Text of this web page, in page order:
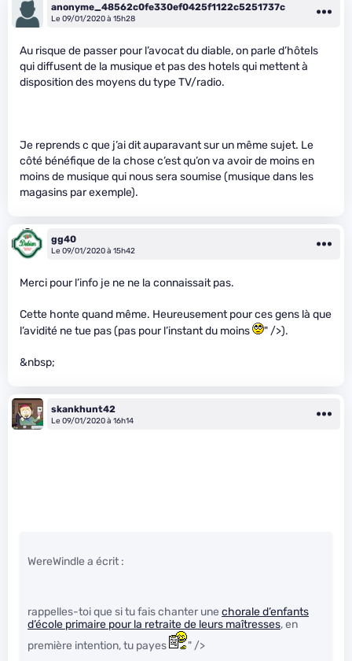
anonyme_48562c0fe330ef0425f1122c5251737c
Le 09/01/2020 à 15h28
Au risque de passer pour l’avocat du diable, on parle d’hôtels
qui diffusent de la musique et pas des hotels qui mettent à
disposition des moyens du type TV/radio.
Je reprends c que j’ai dit auparavant sur un même sujet. Le
côté bénéfique de la chose c’est qu’on va avoir de moins en
moins de musique qui nous sera soumise (musique dans les
magasins par exemple).
gg40
Le 09/01/2020 à 15h42
Merci pour l’info je ne ne la connaissait pas.
Cette honte quand même. Heureusement pour ces gens là que
l’avidité ne tue pas (pas pour l’instant du moins
" />).
&nbsp;
skankhunt42
Le 09/01/2020 à 16h14
WereWindle a écrit :
rappelles-toi que si tu fais chanter une chorale d’enfants
d’école primaire pour la retraite de leurs maîtresses, en
première intention, tu payes
" />